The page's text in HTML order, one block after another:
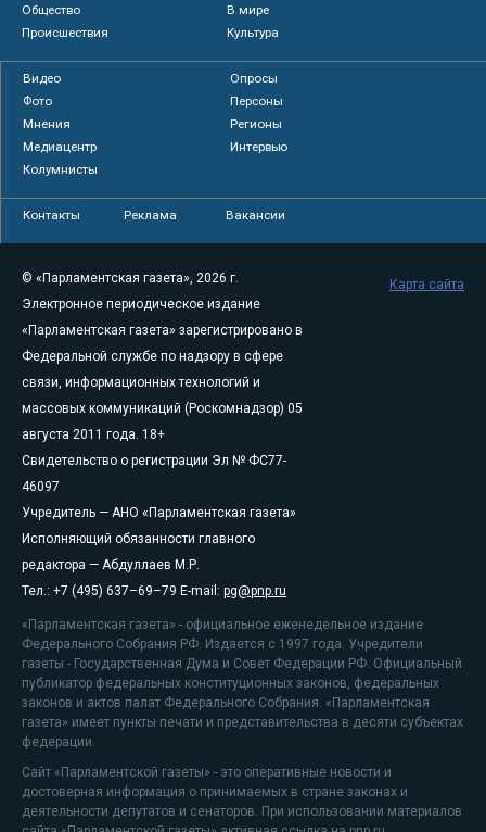
Общество
В мире
Происшествия
Культура
Видео
Опросы
Фото
Персоны
Мнения
Регионы
Медиацентр
Интервью
Колумнисты
Контакты Реклама Вакансии
© «Парламентская газета», 2026 г.
Электронное периодическое издание
«Парламентская газета» зарегистрировано в
Федеральной службе по надзору в сфере
связи, информационных технологий и
массовых коммуникаций (Роскомнадзор) 05
августа 2011 года. 18+
Свидетельство о регистрации Эл № ФС77-
46097
Учредитель — АНО «Парламентская газета»
Исполняющий обязанности главного
редактора — Абдуллаев М.Р.
Тел.: +7 (495) 637–69–79 E-mail: pg@pnp.ru
«Парламентская газета» - официальное еженедельное издание
Федерального Собрания РФ. Издается с 1997 года. Учредители
газеты - Государственная Дума и Совет Федерации РФ. Официальный
публикатор федеральных конституционных законов, федеральных
законов и актов палат Федерального Собрания. «Парламентская
газета» имеет пункты печати и представительства в десяти субъектах
федерации.
Сайт «Парламентской газеты» - это оперативные новости и
достоверная информация о принимаемых в стране законах и
деятельности депутатов и сенаторов. При использовании материалов
Карта сайта